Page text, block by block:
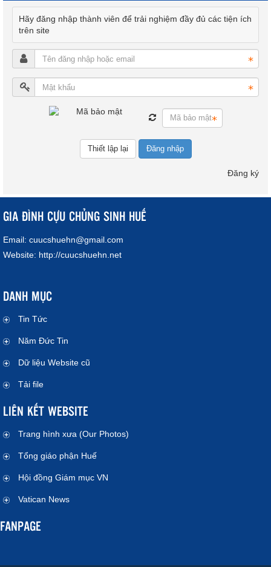
Hãy đăng nhập thành viên để trải nghiệm đầy đủ các tiện ích
trên site
Đăng nhập
Đăng ký
GIA ĐÌNH CỰU CHỦNG SINH HUẾ
Email: cuucshuehn@gmail.com
Website: http://cuucshuehn.net
DANH MỤC
Tin Tức
Năm Đức Tin
Dữ liệu Website cũ
Tải file
LIÊN KẾT WEBSITE
Trang hình xưa (Our Photos)
Tổng giáo phận Huế
Hội đồng Giám mục VN
Vatican News
FANPAGE